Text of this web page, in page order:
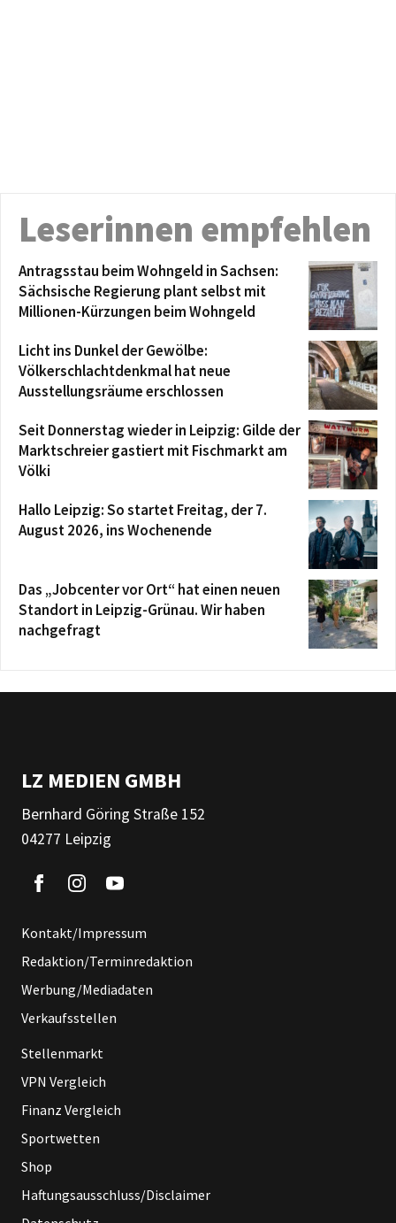
Leserinnen empfehlen
Antragsstau beim Wohngeld in Sachsen:
Sächsische Regierung plant selbst mit
Millionen-Kürzungen beim Wohngeld
Licht ins Dunkel der Gewölbe:
Völkerschlachtdenkmal hat neue
Ausstellungsräume erschlossen
Seit Donnerstag wieder in Leipzig: Gilde der
Marktschreier gastiert mit Fischmarkt am
Völki
Hallo Leipzig: So startet Freitag, der 7.
August 2026, ins Wochenende
Das „Jobcenter vor Ort“ hat einen neuen
Standort in Leipzig-Grünau. Wir haben
nachgefragt
LZ MEDIEN GMBH
Bernhard Göring Straße 152
04277 Leipzig
Kontakt/Impressum
Redaktion/Terminredaktion
Werbung/Mediadaten
Verkaufsstellen
Stellenmarkt
VPN Vergleich
Finanz Vergleich
Sportwetten
Shop
Haftungsausschluss/Disclaimer